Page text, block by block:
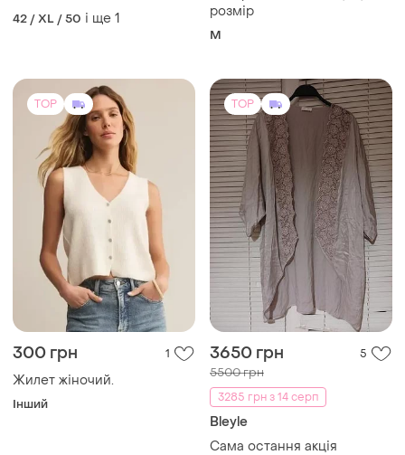
300 грн
Жилет жіночий.
3650 грн 5
5500 грн
3285 грн з 14 серп
Bleyle
Сама остання акція
до12год.з натур. шовку
преміум золотої лінейкі
німец. бренду супер
роскішна колекційна
ексклюзивна накидка
кардиган з мереживом
S-M і ще
TOP